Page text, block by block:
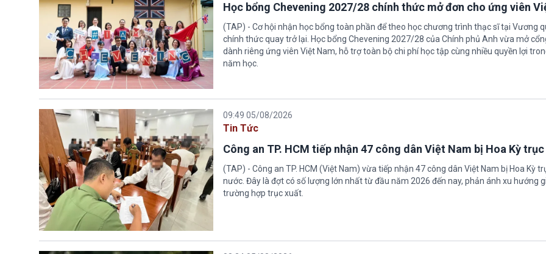
Học bổng Chevening 2027/28 chính thức mở đơn cho ứng viên
(TAP) - Cơ hội nhận học bổng toàn phần để theo học chương trình thạc sĩ tại Vương
chính thức quay trở lại. Học bổng Chevening 2027/28 của Chính phủ Anh vừa mở
dành riêng ứng viên Việt Nam, hỗ trợ toàn bộ chi phí học tập cùng nhiều quyền lợi
năm học.
09:49 05/08/2026
Tin Tức
Công an TP. HCM tiếp nhận 47 công dân Việt Nam bị Hoa Kỳ
(TAP) - Công an TP. HCM (Việt Nam) vừa tiếp nhận 47 công dân Việt Nam bị Hoa Kỳ
nước. Đây là đợt có số lượng lớn nhất từ đầu năm 2026 đến nay, phản ánh xu hướng
trường hợp trục xuất.